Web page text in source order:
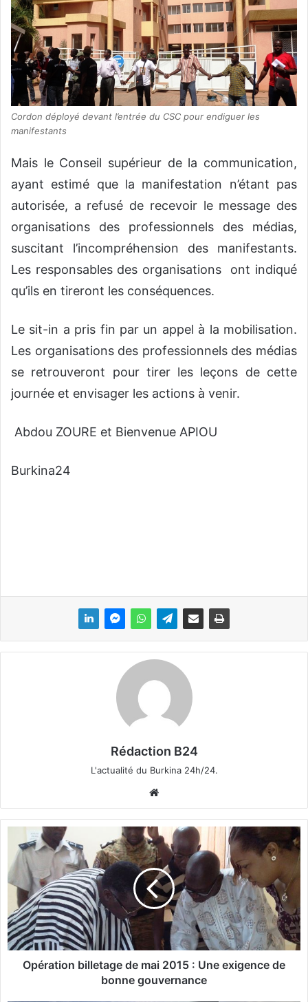
Cordon déployé devant l’entrée du CSC pour endiguer les
manifestants
Mais le Conseil supérieur de la communication,
ayant estimé que la manifestation n’étant pas
autorisée, a refusé de recevoir le message des
organisations des professionnels des médias,
suscitant l’incompréhension des manifestants.
Les responsables des organisations ont indiqué
qu’ils en tireront les conséquences.
Le sit-in a pris fin par un appel à la mobilisation.
Les organisations des professionnels des médias
se retrouveront pour tirer les leçons de cette
journée et envisager les actions à venir.
Abdou ZOURE et Bienvenue APIOU
Burkina24
Rédaction B24
L'actualité du Burkina 24h/24.
bsi
te
é
r
i
o
n
Opération billetage de mai 2015 : Une exigence de
bonne gouvernance